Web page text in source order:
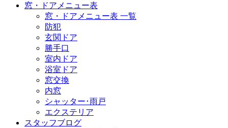
窓・ドアメニュー表
窓・ドアメニュー表 一覧
防犯
玄関ドア
勝手口
室内ドア
浴室ドア
窓交換
内窓
シャッター･雨戸
エクステリア
スタッフブログ